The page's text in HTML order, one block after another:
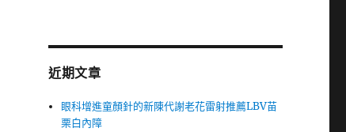
近期文章
眼科增進童顏針的新陳代謝老花雷射推薦LBV苗
栗白內障